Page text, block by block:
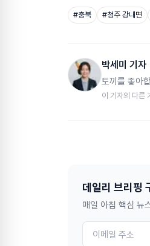
#충북 #청주 강내면
박세미 기자
토끼를 좋아
이 기자의 다른
데일리 브리핑
매일 아침 핵심 뉴